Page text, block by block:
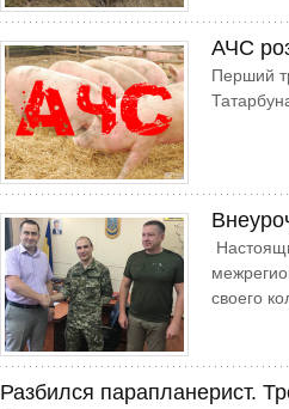
АЧС
Перший
своего
Разбился парапланерист.